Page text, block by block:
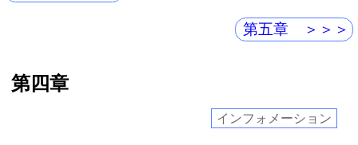
第五章 ＞＞＞
第四章
インフォメーション